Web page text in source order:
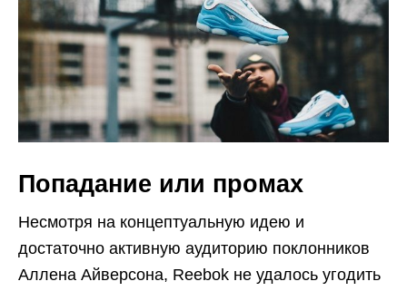
Попадание или промах
Несмотря на концептуальную идею и
достаточно активную аудиторию поклонников
Аллена Айверсона, Reebok не удалось угодить